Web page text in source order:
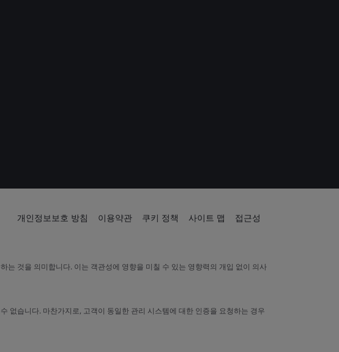
개인정보보호 방침 이용약관 쿠키 정책 사이트 맵 접근성
는 것을 의미합니다. 이는 객관성에 영향을 미칠 수 있는 영향력의 개입 없이 의사
없습니다. 마찬가지로, 고객이 동일한 관리 시스템에 대한 인증을 요청하는 경우